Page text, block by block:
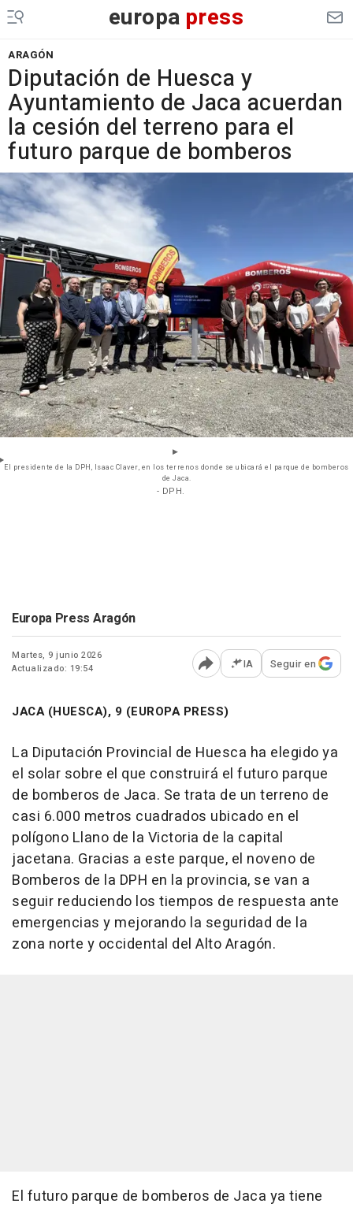
europa press
ARAGÓN
Diputación de Huesca y
Ayuntamiento de Jaca acuerdan
la cesión del terreno para el
futuro parque de bomberos
El presidente de la DPH, Isaac Claver, en los terrenos donde se ubicará el parque de bomberos
de Jaca.
- DPH.
Europa Press Aragón
Martes, 9 junio 2026
Actualizado: 19:54
Abrir opciones para
IA Seguir en
JACA (HUESCA), 9 (EUROPA PRESS)
La Diputación Provincial de Huesca ha elegido ya
el solar sobre el que construirá el futuro parque
de bomberos de Jaca. Se trata de un terreno de
casi 6.000 metros cuadrados ubicado en el
polígono Llano de la Victoria de la capital
jacetana. Gracias a este parque, el noveno de
Bomberos de la DPH en la provincia, se van a
seguir reduciendo los tiempos de respuesta ante
emergencias y mejorando la seguridad de la
zona norte y occidental del Alto Aragón.
El futuro parque de bomberos de Jaca ya tiene